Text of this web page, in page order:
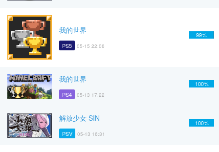
我的世界
PS5 05-15 22:06
99%
我的世界
PS4 05-13 17:22
100%
解放少女 SIN
PSV 05-13 16:31
100%